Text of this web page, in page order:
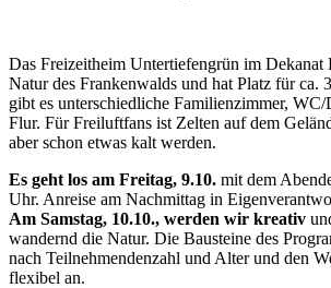
Das Freizeitheim Untertiefengrün im
Natur des Frankenwalds und hat Platz für ca.
gibt es unterschiedliche Familienzimmer, WC/
Flur. Für Freiluftfans ist Zelten auf dem
aber schon etwas kalt werden.
Es geht los am Freitag, 9.10. mit dem
Uhr. Anreise am Nachmittag in
Am Samstag, 10.10., werden wir kreativ
wandernd die Natur. Die Bausteine des
nach Teilnehmendenzahl und Alter und den
flexibel an.